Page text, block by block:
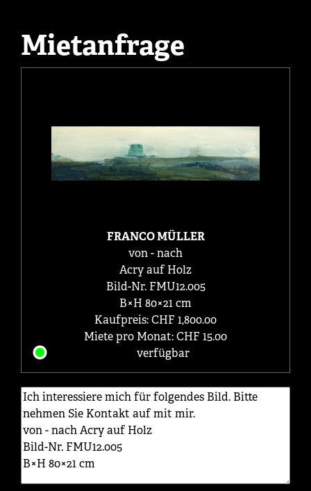
Mietanfrage
FRANCO MÜLLER
von - nach
Acry auf Holz
Bild-Nr. FMU12.005
B×H 80×21 cm
Kaufpreis: CHF 1,800.00
Miete pro Monat: CHF 15.00
verfügbar